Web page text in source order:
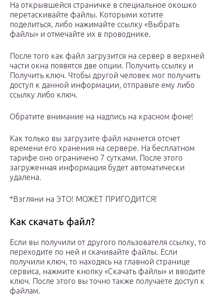
На открывшейся страничке в специальное окошко
перетаскивайте файлы. Которыми хотите
поделиться, либо нажимайте ссылку «Выбрать
файлы» и отмечайте их в проводнике.
После того как файл загрузится на сервер в верхней
части окна появятся две опции. Получить ссылку и
Получить ключ. Чтобы другой человек мог получить
доступ к данной информации, отправьте ему либо
ссылку либо ключ.
Обратите внимание на надпись на красном фоне!
Как только вы загрузите файл начнется отсчет
времени его хранения на сервере. На бесплатном
тарифе оно ограничено 7 сутками. После этого
загруженная информация будет автоматически
удалена.
*Взгляни на ЭТО! МОЖЕТ ПРИГОДИТСЯ!
Как скачать файл?
Если вы получили от другого пользователя ссылку, то
переходите по ней и скачивайте файлы. Если
получили ключ, то находясь на главной странице
сервиса, нажмите кнопку «Скачать файлы» и вводите
ключ. После этого вы точно также получаете доступ к
файлам.